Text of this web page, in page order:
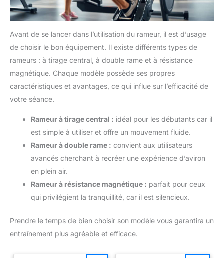
Avant de se lancer dans l’utilisation du rameur, il est d’usage
de choisir le bon équipement. Il existe différents types de
rameurs : à tirage central, à double rame et à résistance
magnétique. Chaque modèle possède ses propres
caractéristiques et avantages, ce qui influe sur l’efficacité de
votre séance.
Rameur à tirage central : idéal pour les débutants car il
est simple à utiliser et offre un mouvement fluide.
Rameur à double rame : convient aux utilisateurs
avancés cherchant à recréer une expérience d’aviron
en plein air.
Rameur à résistance magnétique : parfait pour ceux
qui privilégient la tranquillité, car il est silencieux.
Prendre le temps de bien choisir son modèle vous garantira un
entraînement plus agréable et efficace.